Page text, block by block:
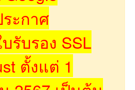
ะกาศ
รับรอง SSL
ตั้งแต่ 1